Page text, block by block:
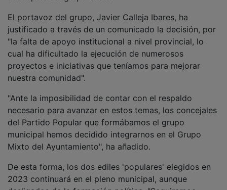
justificado a través de un comunicado la decisión, por
"la falta de apoyo institucional a nivel provincial, lo
cual ha dificultado la ejecución de numerosos
proyectos e iniciativas que teníamos para mejorar
nuestra comunidad".
necesario para avanzar en estos temas, los concejales
del Partido Popular que formábamos el grupo
municipal hemos decidido integrarnos en el Grupo
Mixto del Ayuntamiento", ha añadido.
2023 continuará en el pleno municipal, aunque
desligados de la formación política. "Seguiremos